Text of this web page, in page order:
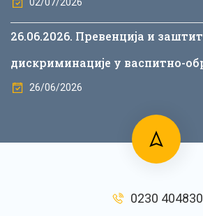
26.06.2026. Превенција и
дискриминације у васпитно-
установама
26/06/2026
0230 404830